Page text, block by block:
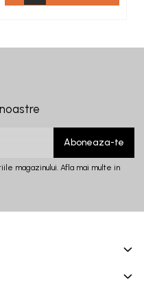
magazinului. Afla mai multe in